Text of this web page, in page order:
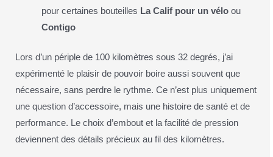
pour certaines bouteilles La Calif pour un vélo ou
Contigo
Lors d’un périple de 100 kilomètres sous 32 degrés, j’ai
expérimenté le plaisir de pouvoir boire aussi souvent que
nécessaire, sans perdre le rythme. Ce n’est plus uniquement
une question d’accessoire, mais une histoire de santé et de
performance. Le choix d’embout et la facilité de pression
deviennent des détails précieux au fil des kilomètres.